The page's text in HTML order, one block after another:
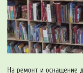
На ремонт и оснащение